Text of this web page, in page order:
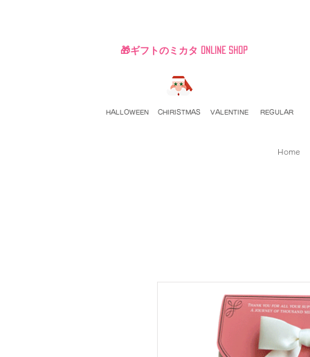
🎁ギフトのミカタ ONLINE SHOP
HALLOWEEN CHIRISTMAS VALENTINE REGULAR
Home